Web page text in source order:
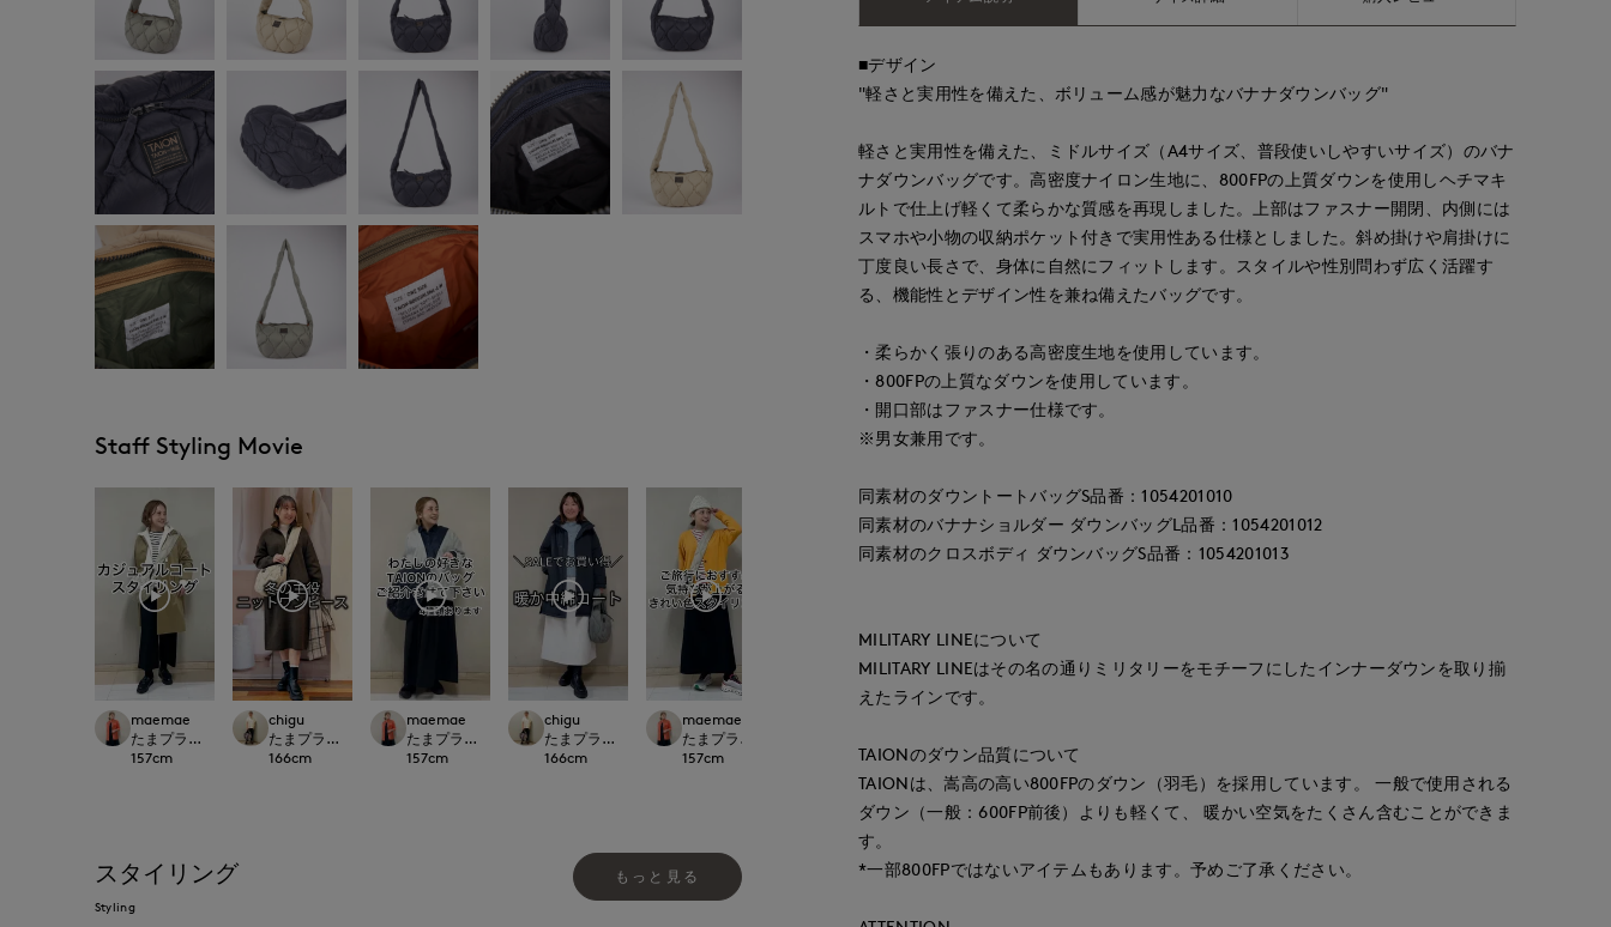
Staff Styling Movie
maemae
たまプラーザ東急I.T.'S.international
157cm
chigu
たまプラーザ東急I.T.'S.international
166cm
maemae
たまプラーザ東急I.T.'S.international
157cm
chigu
たまプラーザ東急I.T.'S.international
166cm
maemae
たまプラーザ東急I.T.'S.international
157cm
162cm
スタイリング
Styling
もっと見る
■デザイン
"軽さと実用性を備えた、ボリューム感が魅力なバナナダウンバッグ"
軽さと実用性を備えた、ミドルサイズ（A4サイズ、普段使いしやすいサイズ）のバナ
ナダウンバッグです。高密度ナイロン生地に、800FPの上質ダウンを使用しヘチマキ
ルトで仕上げ軽くて柔らかな質感を再現しました。上部はファスナー開閉、内側には
スマホや小物の収納ポケット付きで実用性ある仕様としました。斜め掛けや肩掛けに
丁度良い長さで、身体に自然にフィットします。スタイルや性別問わず広く活躍す
る、機能性とデザイン性を兼ね備えたバッグです。
・柔らかく張りのある高密度生地を使用しています。
・800FPの上質なダウンを使用しています。
・開口部はファスナー仕様です。
※男女兼用です。
同素材のダウントートバッグS品番：1054201010
同素材のバナナショルダー ダウンバッグL品番：1054201012
同素材のクロスボディ ダウンバッグS品番：1054201013
MILITARY LINEについて
MILITARY LINEはその名の通りミリタリーをモチーフにしたインナーダウンを取り揃
えたラインです。
TAIONのダウン品質について
TAIONは、嵩高の高い800FPのダウン（羽毛）を採用しています。 一般で使用される
ダウン（一般：600FP前後）よりも軽くて、 暖かい空気をたくさん含むことができま
す。
*一部800FPではないアイテムもあります。予めご了承ください。